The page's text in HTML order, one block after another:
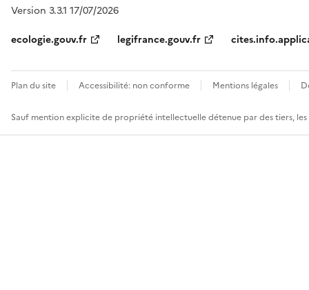
Version 3.3.1 17/07/2026
ecologie.gouv.fr
legifrance.gouv.fr
Plan du site Accessibilité: non conforme Mentions légales
Sauf mention explicite de propriété intellectuelle détenue par des tiers,